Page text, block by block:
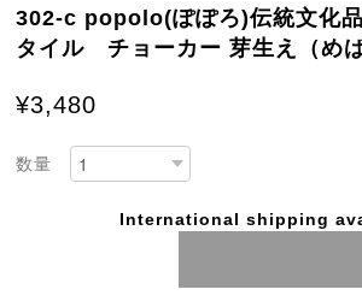
302-c popolo(ぽぽろ)伝統文化
タイル チョーカー 芽生え（
¥3,480
数量
International shipping